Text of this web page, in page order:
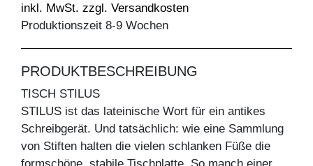
inkl. MwSt. zzgl. Versandkosten
Produktionszeit 8-9 Wochen
PRODUKTBESCHREIBUNG
TISCH STILUS
STILUS ist das lateinische Wort für ein antikes
Schreibgerät. Und tatsächlich: wie eine Sammlung
von Stiften halten die vielen schlanken Füße die
formschöne, stabile Tischplatte. So manch einer